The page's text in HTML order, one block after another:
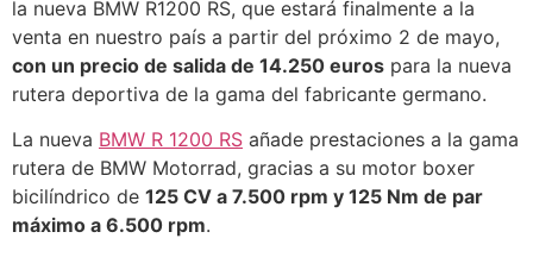
la nueva BMW R1200 RS, que estará finalmente a la
venta en nuestro país a partir del próximo 2 de mayo,
con un precio de salida de 14.250 euros para la nueva
rutera deportiva de la gama del fabricante germano.
La nueva BMW R 1200 RS añade prestaciones a la gama
rutera de BMW Motorrad, gracias a su motor boxer
bicilíndrico de 125 CV a 7.500 rpm y 125 Nm de par
máximo a 6.500 rpm.